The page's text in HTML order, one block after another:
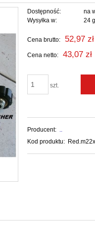
Dostępność:
na
Wysyłka w:
24
Cena brutto: 52,97 zł
Cena netto: 43,07 zł
szt.
Producent: ..
Kod produktu: